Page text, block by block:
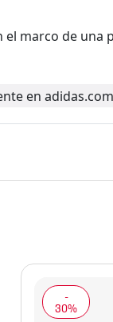
el marco de
en adidas.com